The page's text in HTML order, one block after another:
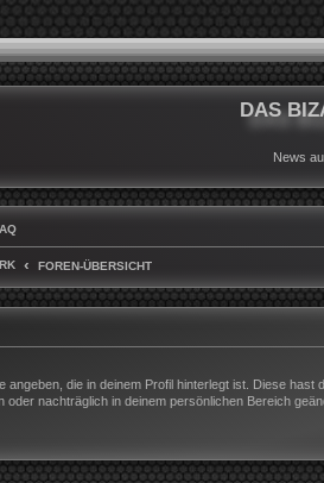
DAS
News
FOREN-ÜBERSICHT
angeben, die in deinem Profil hinterlegt ist. Diese hast
oder nachträglich in deinem persönlichen Bereich